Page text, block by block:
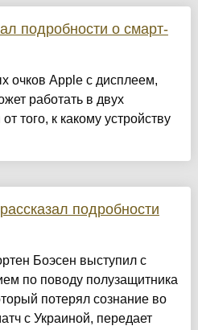
подробности о смарт-
очков Apple с дисплеем,
работать в двух
того, к какому устройству
подробности
Боэсен выступил с
по поводу полузащитника
потерял сознание во
с Украиной, передает